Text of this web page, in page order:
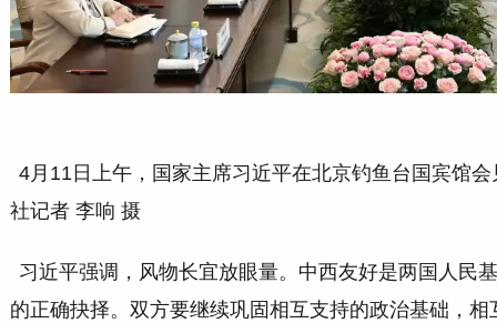
4月11日上午，国家主席习近平在北京钓鱼台国宾馆
社记者 李响 摄
习近平强调，风物长宜放眼量。中西友好是两国人民
的正确抉择。双方要继续巩固相互支持的政治基础，